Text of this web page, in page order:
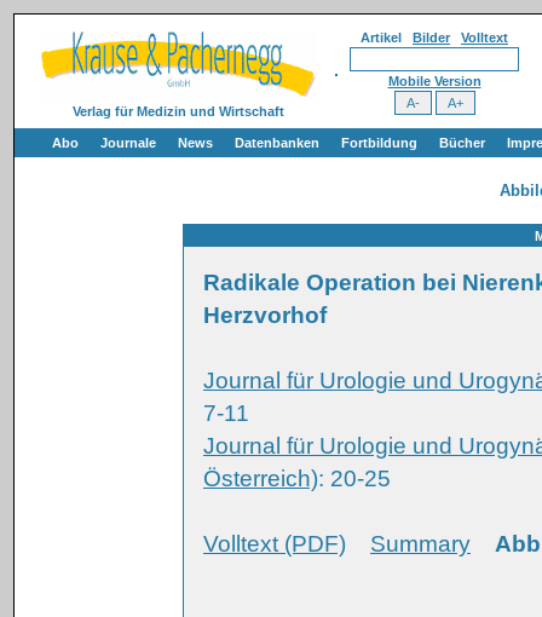
Verlag für Medizin und Wirtschaft
Artikel Bilder Volltext
Mobile Version
Abo Journale News Datenbanken Fortbildung Bücher
Radikale Operation bei
Herzvorhof
Journal für Urologie und
7-11
Journal für Urologie und
Österreich): 20-25
Volltext (PDF) Summary